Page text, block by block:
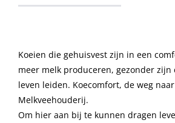
Koeien die gehuisvest zijn in een
meer melk produceren, gezonder zijn
leven leiden. Koecomfort, de weg
Melkveehouderij.
Om hier aan bij te kunnen dragen